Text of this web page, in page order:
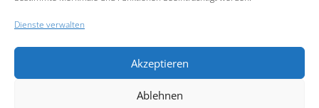
Dienste verwalten
Akzeptieren
Ablehnen